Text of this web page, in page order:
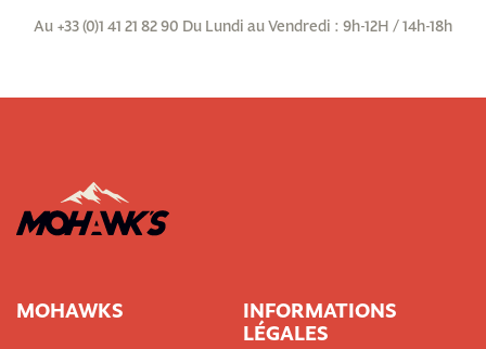
Au +33 (0)1 41 21 82 90 Du Lundi au Vendredi : 9h-12H / 14h-18h
MOHAWKS
INFORMATIONS
LÉGALES